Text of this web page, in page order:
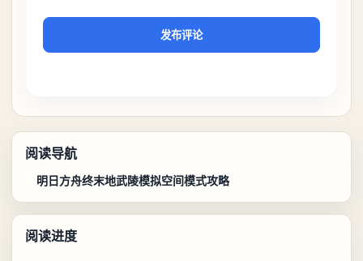
发布评论
阅读导航
明日方舟终末地武陵模拟空间模式攻略
阅读进度